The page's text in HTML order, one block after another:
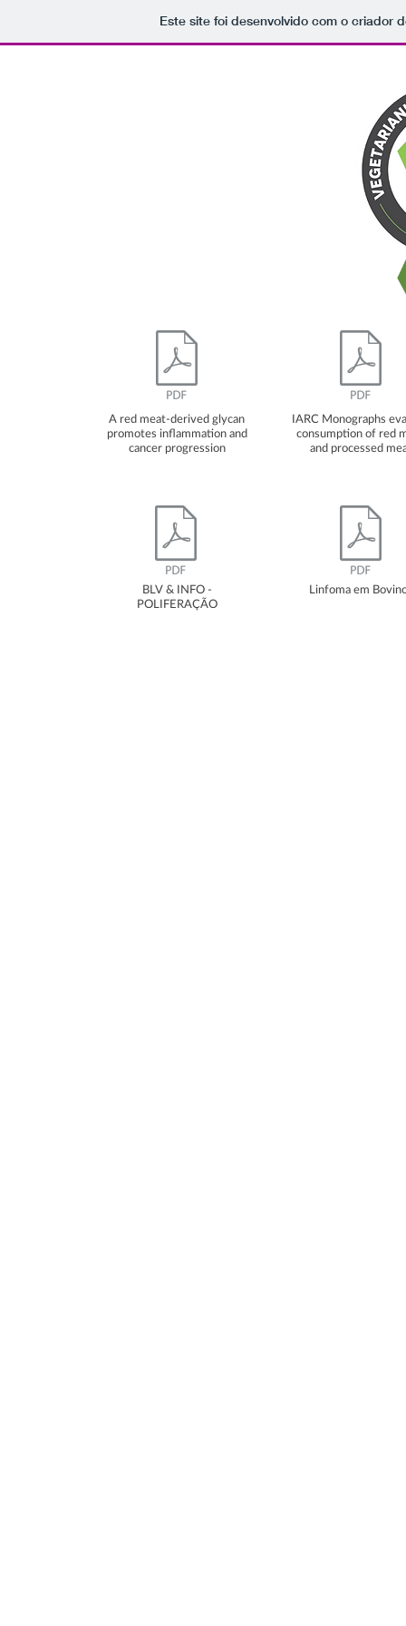
Este site foi desenvolvido com o criador
A red meat-derived glycan
promotes inflammation and
cancer progression
IARC Monographs
consumption of red
and processed
BLV & INFO -
POLIFERAÇÃO
Linfoma em